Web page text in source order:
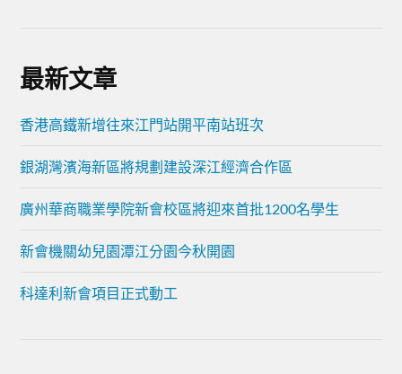
最新文章
香港高鐵新增往來江門站開平南站班次
銀湖灣濱海新區將規劃建設深江經濟合作區
廣州華商職業學院新會校區將迎來首批1200名學生
新會機關幼兒園潭江分園今秋開園
科達利新會項目正式動工